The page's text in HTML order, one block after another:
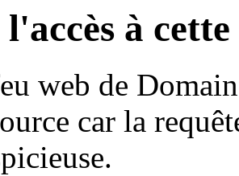
l'accès à
web de
car la